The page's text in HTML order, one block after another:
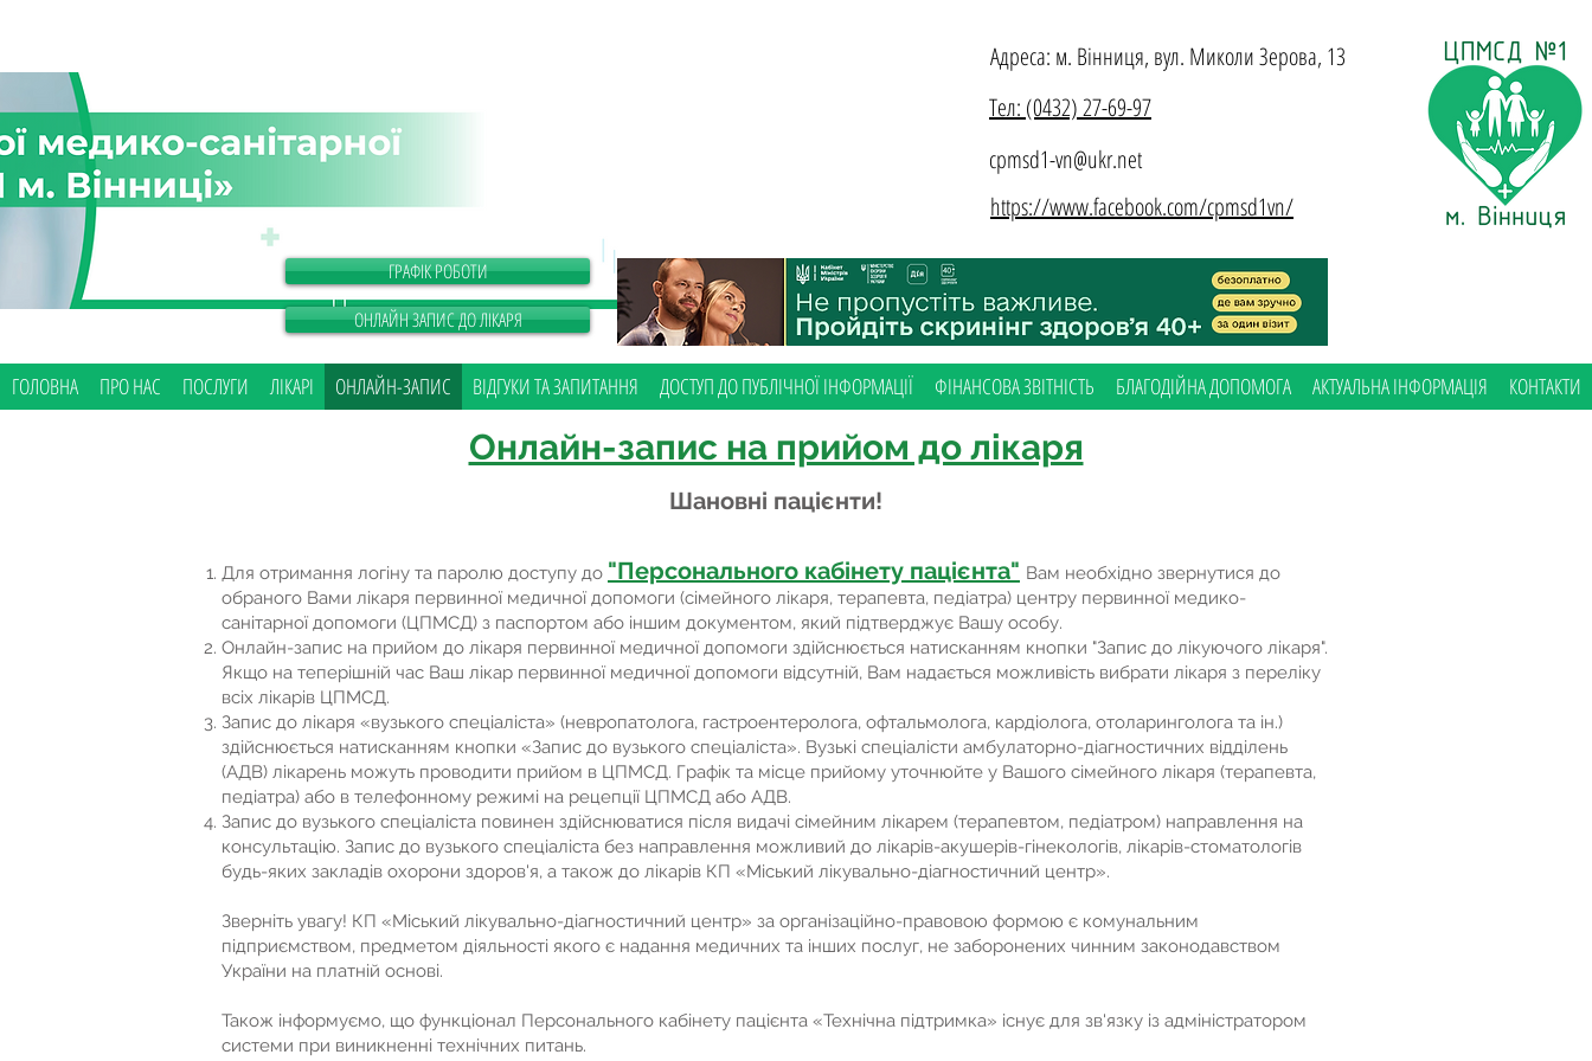
Адреса: м. Вінниця, вул. Миколи Зерова, 13
Тел: (0432) 27-69-97
cpmsd1-vn@ukr.net
https://www.facebook.com/cpmsd1vn/
ГРАФІК РОБОТИ
ОНЛАЙН ЗАПИС ДО ЛІКАРЯ
ГОЛОВНА ПРО НАС ПОСЛУГИ ЛІКАРІ ОНЛАЙН-ЗАПИС ВІДГУКИ ТА ЗАПИТАННЯ ДОСТУП ДО ПУБЛІЧНОЇ ІНФОРМАЦІЇ ФІНАНСОВА ЗВІТНІСТЬ БЛАГОДІЙНА ДОПОМОГА АКТУАЛЬНА ІНФОРМАЦІЯ КОНТАКТИ
Онлайн-запис на прийом до лікаря
Шановні пацієнти!
Для отримання логіну та паролю доступу до "Персонального кабінету пацієнта" Вам необхідно звернутися до
обраного Вами лікаря первинної медичної допомоги (сімейного лікаря, терапевта, педіатра) центру первинної медико-
санітарної допомоги (ЦПМСД) з паспортом або іншим документом, який підтверджує Вашу особу.
Онлайн-запис на прийом до лікаря первинної медичної допомоги здійснюється натисканням кнопки "Запис до лікуючого лікаря".
Якщо на теперішній час Ваш лікар первинної медичної допомоги відсутній, Вам надається можливість вибрати лікаря з переліку
всіх лікарів ЦПМСД.
Запис до лікаря «вузького спеціаліста» (невропатолога, гастроентеролога, офтальмолога, кардіолога, отоларинголога та ін.)
здійснюється натисканням кнопки «Запис до вузького спеціаліста». Вузькі спеціалісти амбулаторно-діагностичних відділень
(АДВ) лікарень можуть проводити прийом в ЦПМСД. Графік та місце прийому уточнюйте у Вашого сімейного лікаря (терапевта,
педіатра) або в телефонному режимі на рецепції ЦПМСД або АДВ.
Запис до вузького спеціаліста повинен здійснюватися після видачі сімейним лікарем (терапевтом, педіатром) направлення на
консультацію. Запис до вузького спеціаліста без направлення можливий до лікарів-акушерів-гінекологів, лікарів-стоматологів
будь-яких закладів охорони здоров'я, а також до лікарів КП «Міський лікувально-діагностичний центр».
Зверніть увагу! КП «Міський лікувально-діагностичний центр» за організаційно-правовою формою є комунальним
підприємством, предметом діяльності якого є надання медичних та інших послуг, не заборонених чинним законодавством
України на платній основі.
Також інформуємо, що функціонал Персонального кабінету пацієнта «Технічна підтримка» існує для зв'язку із адміністратором
системи при виникненні технічних питань.